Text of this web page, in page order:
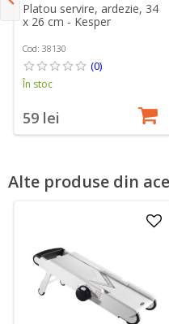
Platou servire, ardezie, 34
x 26 cm - Kesper
Cod: 38130
(0)
În stoc
59 lei
Alte produse din